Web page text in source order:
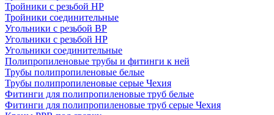
Тройники с резьбой НР
Тройники соединительные
Угольники с резьбой ВР
Угольники с резьбой НР
Угольники соединительные
Полипропиленовые трубы и фитинги к ней
Трубы полипропиленовые белые
Трубы полипропиленовые серые Чехия
Фитинги для полипропиленовые труб белые
Фитинги для полипропиленовые труб серые Чехия